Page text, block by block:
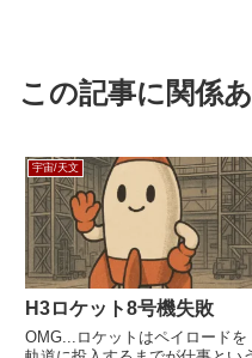
この記事に関係
宇宙/天文
H3ロケット8号機失敗
OMG...ロケットはペイロードを